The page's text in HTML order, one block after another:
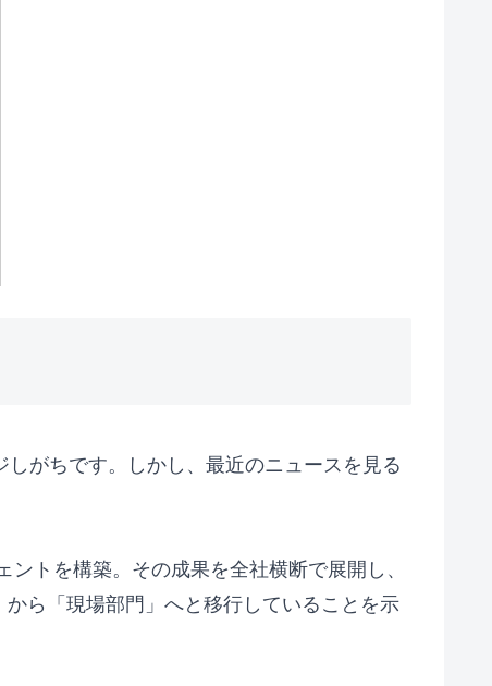
がちです。しかし、最近のニュースを見る
トを構築。その成果を全社横断で展開し、
ら「現場部門」へと移行していることを示